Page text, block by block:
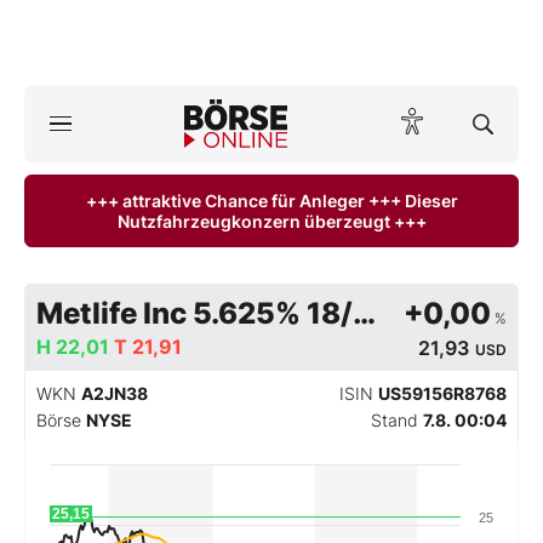
Anlageprodukte
Abo & Shop
BO-Musterdepots
Experten
Mein B:O
+++ attraktive Chance für Anleger +++ Dieser
Nutzfahrzeugkonzern überzeugt +++
Metlife Inc 5.625% 18/PERP +0,00 %
21,93 USD
H 22,01 T 21,91
WKN A2JN38 ISIN US59156R8768
Börse NYSE Stand 7.8. 00:04
25
25,15